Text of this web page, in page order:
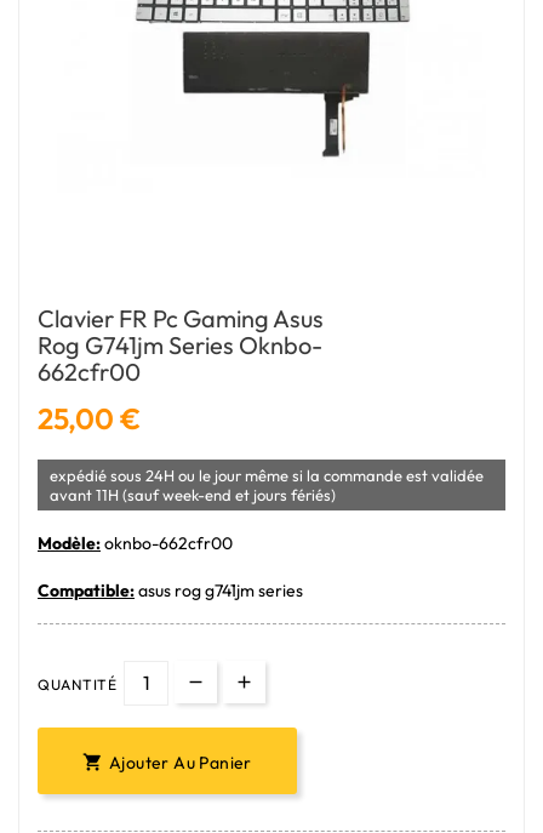
Clavier FR Pc Gaming Asus
Rog G741jm Series Oknbo-
662cfr00
25,00 €
expédié sous 24H ou le jour même si la commande est validée
avant 11H (sauf week-end et jours fériés)
Modèle:oknbo-662cfr00
Compatible:asus rog g741jm series
QUANTITÉ
 Ajouter Au Panier